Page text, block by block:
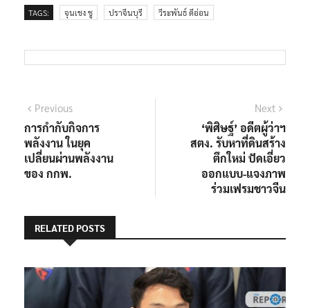
TAGS: จุนเชง ชู ปราจีนบุรี วีระพันธ์ ดีอ่อน
แนะแนว
เรื่อง
PreviousPrevious
post:
การกำกับกิจการ
พลังงาน ในยุค
เปลี่ยนผ่านพลังงาน
ของ กกพ.
Next
post:
‘พิศิษฐ์’ อดีตผู้ว่าฯ
สตง. รับหาที่ดินสร้าง
ตึกใหม่ ปัดเอี่ยว
ออกแบบ-แจงภาพ
ร่วมเฟรมชาวจีน
RELATED POSTS